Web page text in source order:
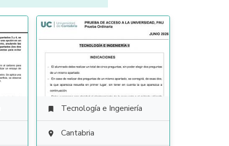
 Tecnología e Ingeniería
 Cantabria